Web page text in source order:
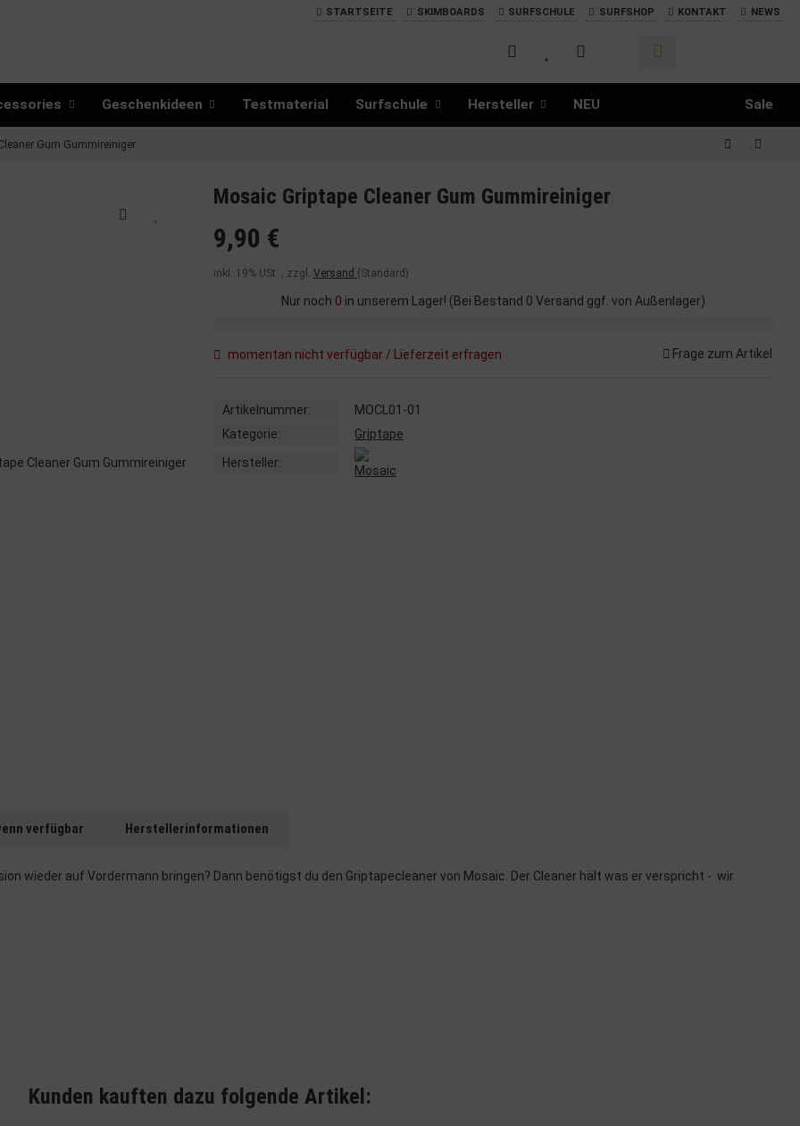
STARTSEITE SKIMBOARDS SURFSCHULE SURFSHOP KONTAKT NEWS
Geschenkideen Testmaterial Surfschule Hersteller NEU Sale
Gum Gummireiniger
Mosaic Griptape Cleaner Gum Gummireiniger
9,90 €
inkl. 19% USt. , zzgl. Versand (Standard)
Nur noch 0 in unserem Lager! (Bei Bestand 0 Versand ggf. von Außenlager)
momentan nicht verfügbar / Lieferzeit erfragen Frage zum Artikel
Artikelnummer:
MOCL01-01
Kategorie:
Griptape
Hersteller:
verfügbar Herstellerinformationen
wieder auf Vordermann bringen? Dann benötigst du den Griptapecleaner von Mosaic. Der Cleaner hält was er verspricht - wir
Kunden kauften dazu folgende Artikel: